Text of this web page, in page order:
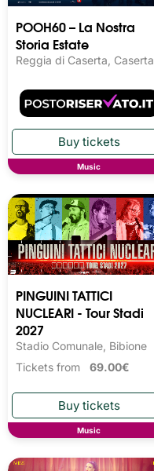
POOH60 – La Nostra
Storia Estate
Reggia di Caserta, Caserta
Music
PINGUINI TATTICI
NUCLEARI - Tour Stadi
2027
Stadio Comunale, Bibione
Tickets from 69.00€
Music